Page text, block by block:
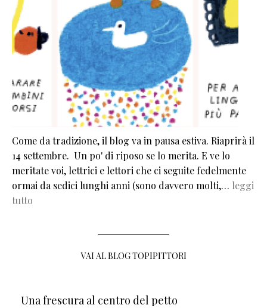
Come da tradizione, il blog va in pausa estiva. Riaprirà il
14 settembre. Un po' di riposo se lo merita. E ve lo
meritate voi, lettrici e lettori che ci seguite fedelmente
ormai da sedici lunghi anni (sono davvero molti,… leggi
tutto
VAI AL BLOG TOPIPITTORI
Una frescura al centro del petto